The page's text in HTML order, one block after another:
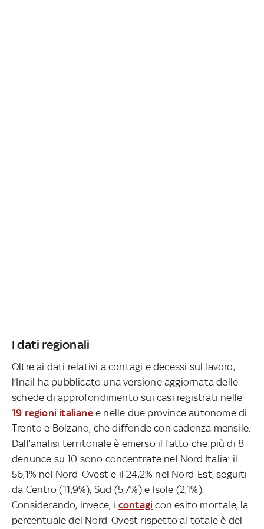
I dati regionali
Oltre ai dati relativi a contagi e decessi sul lavoro,
l’Inail ha pubblicato una versione aggiornata delle
schede di approfondimento sui casi registrati nelle
19 regioni italianee nelle due province autonome di
Trento e Bolzano, che diffonde con cadenza mensile.
Dall’analisi territoriale è emerso il fatto che più di 8
denunce su 10 sono concentrate nel Nord Italia: il
56,1% nel Nord-Ovest e il 24,2% nel Nord-Est, seguiti
da Centro (11,9%), Sud (5,7%) e Isole (2,1%).
Considerando, invece, i contagi con esito mortale, la
percentuale del Nord-Ovest rispetto al totale è del